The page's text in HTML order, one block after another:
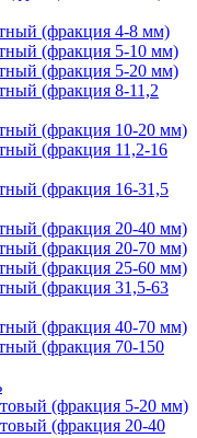
(фракция 4-8 мм)
(фракция 5-10 мм)
(фракция 5-20 мм)
(фракция 8-11,2
(фракция 10-20 мм)
(фракция 11,2-16
(фракция 16-31,5
(фракция 20-40 мм)
(фракция 20-70 мм)
(фракция 25-60 мм)
(фракция 31,5-63
(фракция 40-70 мм)
(фракция 70-150
(фракция 5-20 мм)
(фракция 20-40